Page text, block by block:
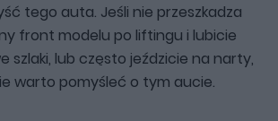
tego auta. Jeśli nie przeszkadza
front modelu po liftingu i lubicie
szlaki, lub często jeździcie na narty,
warto pomyśleć o tym aucie.